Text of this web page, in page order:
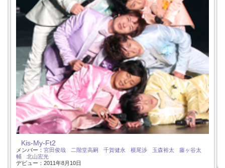
Kis-My-Ft2
メンバー： 宮田俊哉 二階堂高嗣 千賀健永 横尾渉 玉森裕太
藤ヶ谷太
輔
北山宏光
デビュー：2011年8月10日